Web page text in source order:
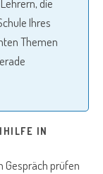
die
Ihres
Themen
IN
Gespräch prüfen